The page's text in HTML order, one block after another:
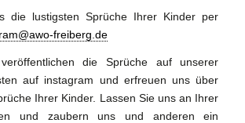
die lustigsten Sprüche Ihrer Kinder per
freiberg.de
die Sprüche auf unserer
auf instagram und erfreuen uns über
Ihrer Kinder. Lassen Sie uns an Ihrer
und zaubern uns und anderen ein